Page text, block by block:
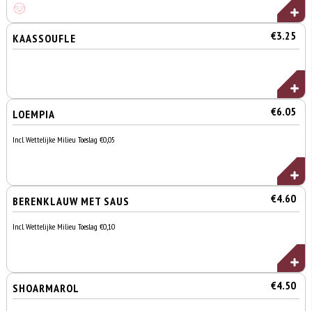
KAASSOUFLE €3.25
LOEMPIA €6.05
Incl. Wettelijke Milieu Toeslag €0,05
BERENKLAUW MET SAUS €4.60
Incl. Wettelijke Milieu Toeslag €0,10
SHOARMAROL €4.50